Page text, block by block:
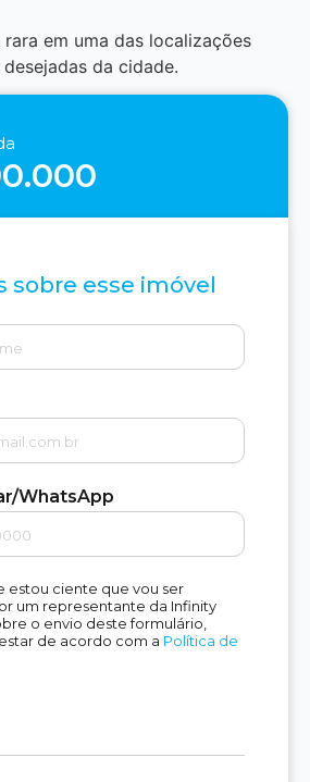
em uma das localizações
da cidade.
sobre esse imóvel
WhatsApp
estou ciente que vou ser
um representante da Infinity
o envio deste formulário,
de acordo com a Política de